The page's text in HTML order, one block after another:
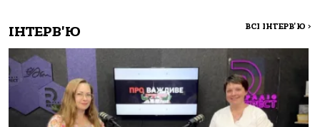
ІНТЕРВ'Ю ВСІ ІНТЕРВ'Ю >